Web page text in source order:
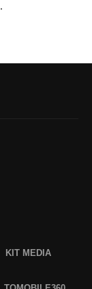
KIT MEDIA